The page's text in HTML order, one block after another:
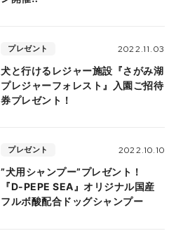
プレゼント 2022.11.03
犬と行けるレジャー施設『さがみ湖
プレジャーフォレスト』入園ご招待
券プレゼント！
プレゼント 2022.10.10
”犬用シャンプー”プレゼント！
『D-PEPE SEA』オリジナル国産
フルボ酸配合ドッグシャンプー